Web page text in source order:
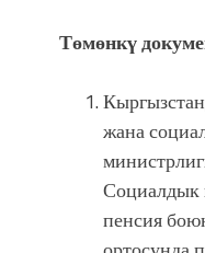
Төмөнкү
жана
Социалдык
пенсия